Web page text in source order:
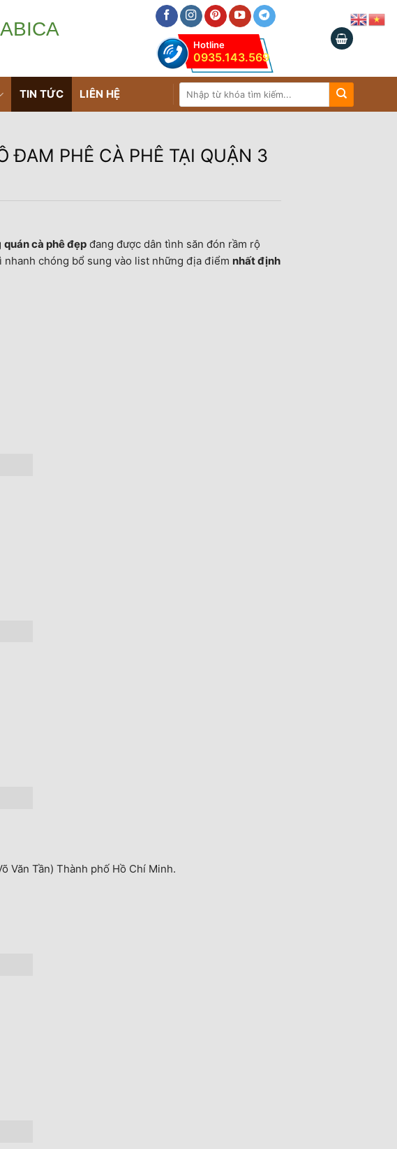
Hotline
0935.143.569
TIN TỨC LIÊN HỆ
kiếm:
ĐAM PHÊ CÀ PHÊ TẠI QUẬN 3
quáncà phê đẹp đang được dân tình săn đón rầm rộ
chóng bổ sung vào list những địa điểm nhất định
Văn Tần) Thành phố Hồ Chí Minh.